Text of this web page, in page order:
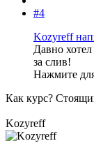
#4
Kozyreff
Давно
за слив!
Нажмите
Как курс?
Kozyreff